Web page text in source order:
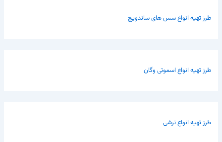
طرز تهیه انواع سس های ساندویچ
طرز تهیه انواع اسموتی وگان
طرز تهیه انواع ترشی